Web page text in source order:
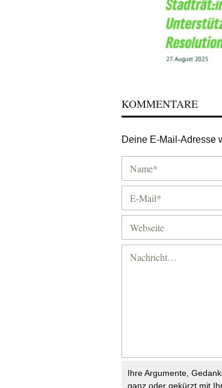
KOMMENTARE
Deine E-Mail-Adresse
Ihre Argumente,
ganz oder gekürzt mit